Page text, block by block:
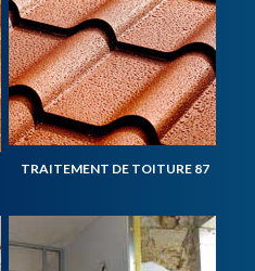
TRAITEMENT DE TOITURE 87